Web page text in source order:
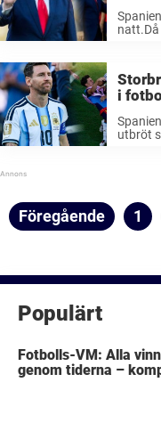
efter 1-
i
utbröt
Föregående 1
Populärt
Fotbolls-VM: Alla
genom tiderna –